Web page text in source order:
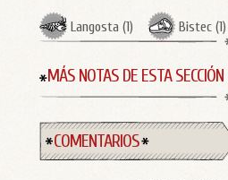
Langosta (1) Bistec (1)
MÁS NOTAS DE ESTA SECCIÓN
COMENTARIOS